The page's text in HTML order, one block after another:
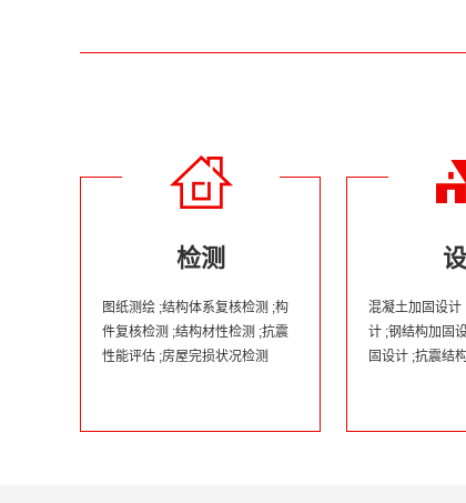
检测
图纸测绘 ;结构体系复核检测 ;构
件复核检测 ;结构材性检测 ;抗震
性能评估 ;房屋完损状况检测
混凝土加固设计
计 ;钢结构加固
固设计 ;抗震结